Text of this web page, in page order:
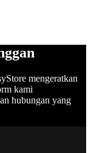
mengeratkan
kami
hubungan yang